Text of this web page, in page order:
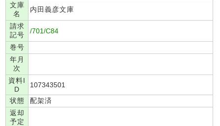
文庫
名
内田義彦文庫
請求
記号
/701/C84
巻号
年月
次
資料I
D
107343501
状態
配架済
返却
予定